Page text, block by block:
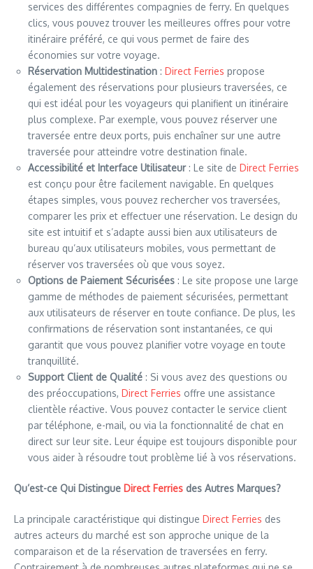
services des différentes compagnies de ferry. En quelques
clics, vous pouvez trouver les meilleures offres pour votre
itinéraire préféré, ce qui vous permet de faire des
économies sur votre voyage.
Réservation Multidestination : Direct Ferries propose
également des réservations pour plusieurs traversées, ce
qui est idéal pour les voyageurs qui planifient un itinéraire
plus complexe. Par exemple, vous pouvez réserver une
traversée entre deux ports, puis enchaîner sur une autre
traversée pour atteindre votre destination finale.
Accessibilité et Interface Utilisateur: Le site de Direct Ferries
est conçu pour être facilement navigable. En quelques
étapes simples, vous pouvez rechercher vos traversées,
comparer les prix et effectuer une réservation. Le design du
site est intuitif et s’adapte aussi bien aux utilisateurs de
bureau qu’aux utilisateurs mobiles, vous permettant de
réserver vos traversées où que vous soyez.
Options de Paiement Sécurisées : Le site propose une large
gamme de méthodes de paiement sécurisées, permettant
aux utilisateurs de réserver en toute confiance. De plus, les
confirmations de réservation sont instantanées, ce qui
garantit que vous pouvez planifier votre voyage en toute
tranquillité.
Support Client de Qualité : Si vous avez des questions ou
des préoccupations, Direct Ferries offre une assistance
clientèle réactive. Vous pouvez contacter le service client
par téléphone, e-mail, ou via la fonctionnalité de chat en
direct sur leur site. Leur équipe est toujours disponible pour
vous aider à résoudre tout problème lié à vos réservations.
Qu’est-ce Qui Distingue Direct Ferries des Autres Marques?
La principale caractéristique qui distingue Direct Ferries des
autres acteurs du marché est son approche unique de la
comparaison et de la réservation de traversées en ferry.